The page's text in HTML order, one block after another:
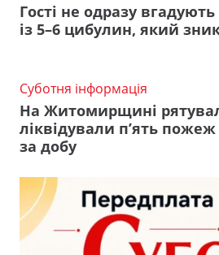
Гості не одразу
із 5–6 цибулин, який
Суботня інформація
На Житомирщині
ліквідували п’ять
за добу